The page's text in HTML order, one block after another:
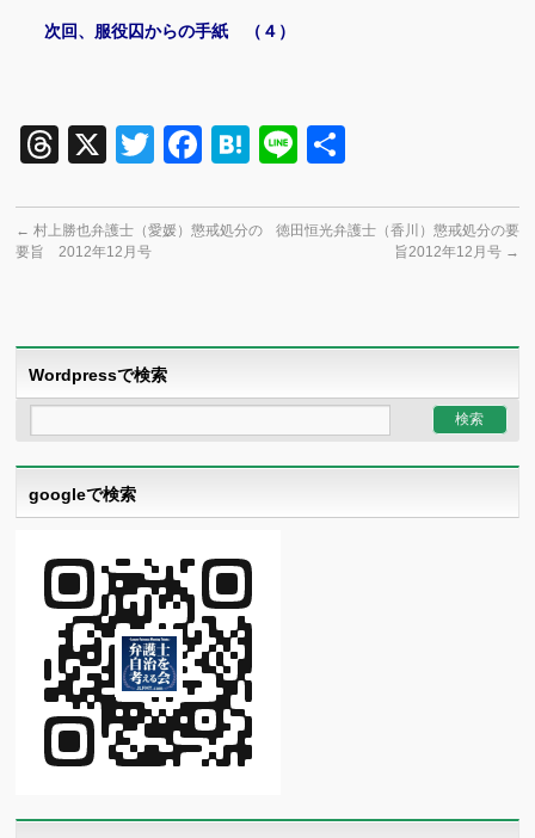
次回、服役囚からの手紙 （４）
Threads
X TwitterFacebook
Hatena
Line
← 村上勝也弁護士（愛媛）懲戒処分の
要旨 2012年12月号
徳田恒光弁護士（香川）懲戒処分の要
旨2012年12月号 →
Wordpressで検索
googleで検索